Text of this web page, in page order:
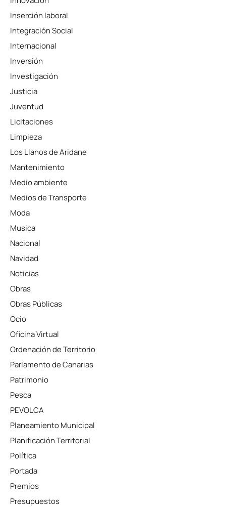
Inserción laboral
Integración Social
Internacional
Inversión
Investigación
Justicia
Juventud
Licitaciones
Limpieza
Los Llanos de Aridane
Mantenimiento
Medio ambiente
Medios de Transporte
Moda
Musica
Nacional
Navidad
Noticias
Obras
Obras Públicas
Ocio
Oficina Virtual
Ordenación de Territorio
Parlamento de Canarias
Patrimonio
Pesca
PEVOLCA
Planeamiento Municipal
Planificación Territorial
Política
Portada
Premios
Presupuestos